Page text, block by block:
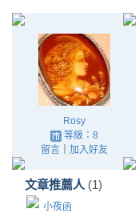
Rosy
等級：8
留言｜ 加入好友
文章推薦人 (1)
小夜函